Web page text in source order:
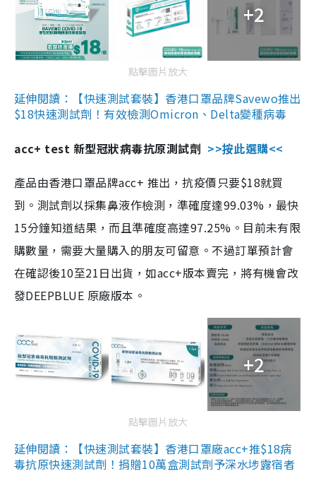
+2
點擊圖片放大
延伸閱讀：【快速測試套裝】香港口罩品牌Savewo推出
$18快速測試劑！有效檢測Omicron、Delta變種病毒
acc+ test 新型冠狀病毒抗原測試劑 >>按此選購<<
產品由香港口罩品牌acc+ 推出，抗疫價只要$18就買
到。測試劑以採集鼻液作檢測，準確度達99.03%，最快
15分鐘知道結果，而且準確度高達97.25%。目前未有限
購數量，需要大量購入的朋友可留意。不過訂單預計會
在確認後10至21日出貨，如acc+版本賣完，將有機會改
發DEEPBLUE 原廠版本。
+2
點擊圖片放大
延伸閱讀：【快速測試套裝】香港口罩廠acc+推$18病
毒抗原快速測試劑！捐贈10萬盒測試劑予深水埗露宿者